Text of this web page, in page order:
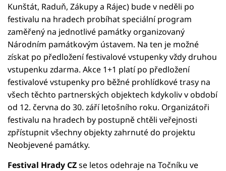
Kunštát, Raduň, Zákupy a Rájec) bude v neděli po
festivalu na hradech probíhat speciální program
zaměřený na jednotlivé památky organizovaný
Národním památkovým ústavem. Na ten je možné
získat po předložení festivalové vstupenky vždy druhou
vstupenku zdarma. Akce 1+1 platí po předložení
festivalové vstupenky pro běžné prohlídkové trasy na
všech těchto partnerských objektech kdykoliv v období
od 12. června do 30. září letošního roku. Organizátoři
festivalu na hradech by postupně chtěli veřejnosti
zpřístupnit všechny objekty zahrnuté do projektu
Neobjevené památky.
Festival Hrady CZse letos odehraje na Točníku ve